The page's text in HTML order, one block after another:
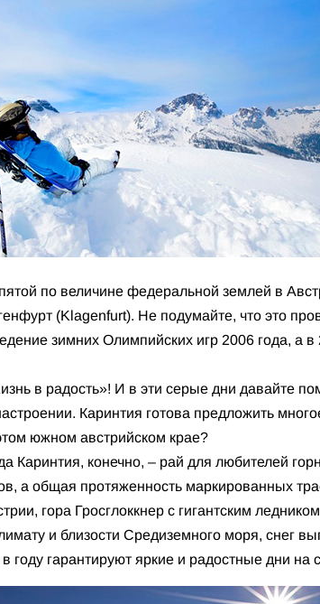
пятой по величине федеральной землей в
(Klagenfurt). Не подумайте, что это
зимних Олимпийских игр 2006 года, а
в радость»! И в эти серые дни давайте
Каринтия готова предложить
южном австрийском крае?
Каринтия, конечно, – рай для любителей
а общая протяженность маркированных
гора Гросглоккнер с гигантским
и близости Средиземного моря, снег
году гарантируют яркие и радостные дни